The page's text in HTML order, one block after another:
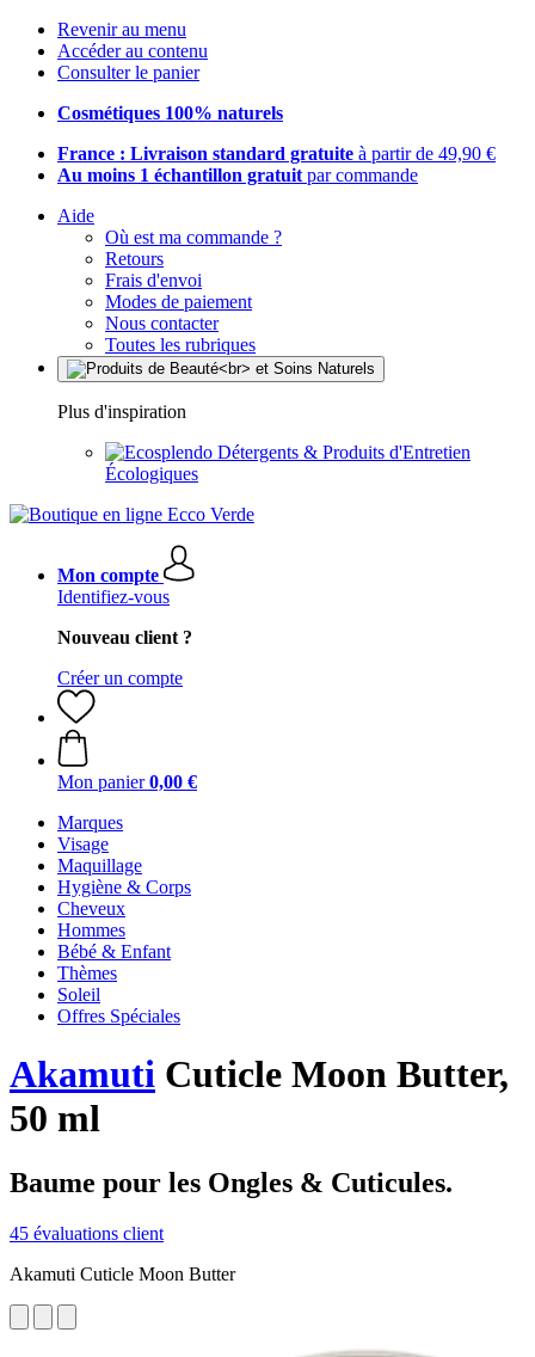
Revenir au menu
Accéder au contenu
Consulter le panier
Cosmétiques 100% naturels
France : Livraison standard gratuite à partir de 49,90 €
Au moins 1 échantillon gratuit par commande
Aide
Où est ma commande ?
Retours
Frais d'envoi
Modes de paiement
Nous contacter
Toutes les rubriques
Plus d'inspiration
Détergents & Produits d'Entretien
Écologiques
Mon compte
Identifiez-vous
Nouveau client ?
Créer un compte
Mon panier 0,00 €
Marques
Visage
Maquillage
Hygiène & Corps
Cheveux
Hommes
Bébé & Enfant
Thèmes
Soleil
Offres Spéciales
Akamuti Cuticle Moon Butter,
50 ml
Baume pour les Ongles & Cuticules.
45 évaluations client
Akamuti Cuticle Moon Butter